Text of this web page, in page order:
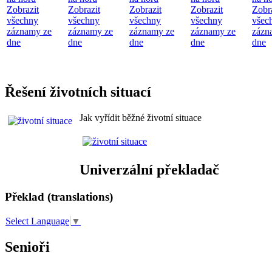
Zobrazit
všechny
záznamy ze
dne
Zobrazit
všechny
záznamy ze
dne
Zobrazit
všechny
záznamy ze
dne
Zobrazit
všechny
záznamy ze
dne
dne
Řešení životních situací
Jak vyřídit běžné životní situace
Univerzální překladač
Překlad (translations)
Select Language ▼
Senioři